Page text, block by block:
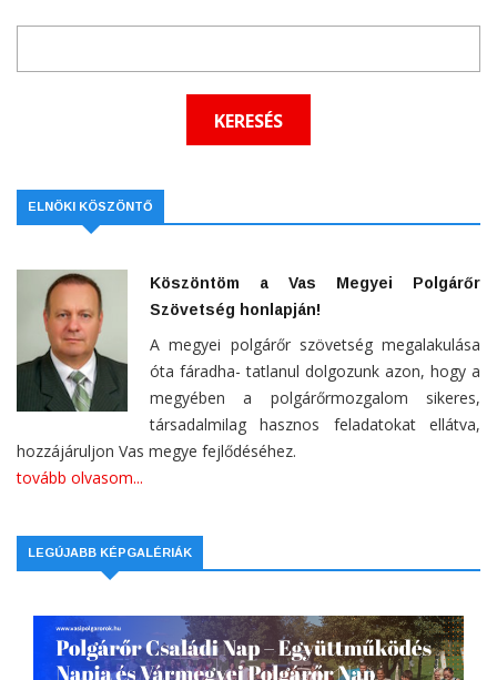
ELNÖKI KÖSZÖNTŐ
Köszöntöm a Vas Megyei Polgárőr
Szövetség honlapján!
A megyei polgárőr szövetség megalakulása
óta fáradha- tatlanul dolgozunk azon, hogy a
megyében a polgárőrmozgalom sikeres,
társadalmilag hasznos feladatokat ellátva,
hozzájáruljon Vas megye fejlődéséhez.
tovább olvasom...
LEGÚJABB KÉPGALÉRIÁK